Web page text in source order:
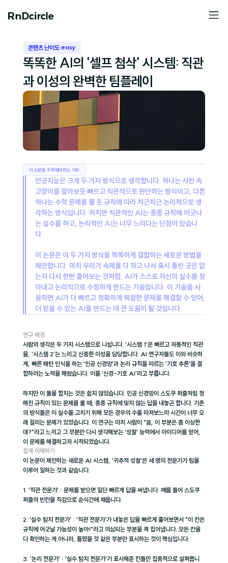
콘텐츠 난이도:easy
똑똑한 AI의 '셀프 첨삭' 시스템: 직관
과 이성의 완벽한 팀플레이
이 논문을 주목해야하는 이유
인공지능은 크게 두 가지 방식으로 생각합니다. 하나는 사진 속
고양이를 알아보듯 빠르고 직관적으로 판단하는 방식이고, 다른
하나는 수학 문제를 풀 듯 규칙에 따라 차근차근 논리적으로 생
각하는 방식입니다. 하지만 직관적인 AI는 종종 규칙에 어긋나
는 실수를 하고, 논리적인 AI는 너무 느리다는 단점이 있습니
다.
이 논문은 이 두 가지 방식을 똑똑하게 결합하는 새로운 방법을
제안합니다. 마치 우리가 숙제를 다 하고 나서 혹시 틀린 곳은 없
는지 다시 한번 훑어보는 것처럼, AI가 스스로 자신의 실수를 찾
아내고 논리적으로 수정하게 만드는 기술입니다. 이 기술을 사
용하면 AI가 더 빠르고 정확하게 복잡한 문제를 해결할 수 있어,
더 믿을 수 있는 AI를 만드는 데 큰 도움이 될 것입니다.
연구 배경
사람의 생각은 두 가지 시스템으로 나뉩니다. '시스템 1'은 빠르고 자동적인 직관
을, '시스템 2'는 느리고 신중한 이성을 담당합니다. AI 연구자들도 이와 비슷하
게, 빠른 패턴 인식을 하는 '인공 신경망'과 논리 규칙을 따르는 '기호 추론'을 결
합하려는 노력을 해왔습니다. 이를 '신경-기호 AI'라고 부릅니다.
하지만 이 둘을 합치는 것은 쉽지 않았습니다. 인공 신경망이 스도쿠 퍼즐처럼 정
해진 규칙이 있는 문제를 풀 때, 종종 규칙에 맞지 않는 답을 내놓곤 합니다. 기존
의 방식들은 이 실수를 고치기 위해 모든 경우의 수를 따져보느라 시간이 너무 오
래 걸리는 문제가 있었습니다. 이 연구는 마치 사람이 "음, 이 부분은 좀 이상한
데?"라고 느끼고 그 부분만 다시 생각해보는 '성찰' 능력에서 아이디어를 얻어,
이 문제를 해결하고자 시작되었습니다.
쉽게 이해하기
이 논문이 제안하는 새로운 AI 시스템, '귀추적 성찰'은 세 명의 전문가가 팀을
이루어 일하는 것과 같습니다.
1. '직관 전문가' : 문제를 받으면 일단 빠르게 답을 써냅니다. 예를 들어 스도쿠
퍼즐의 빈칸을 직감으로 순식간에 채웁니다.
2. '실수 탐지 전문가' : '직관 전문가'가 내놓은 답을 빠르게 훑어보면서 "이 칸은
규칙에 어긋날 가능성이 높아!"라고 의심되는 부분을 콕 집어냅니다. 모든 칸을
다 확인하는 게 아니라, 틀렸을 것 같은 부분만 표시하는 것이 핵심입니다.
3. '논리 전문가' : '실수 탐지 전문가'가 표시해준 칸들만 집중적으로 살펴봅니